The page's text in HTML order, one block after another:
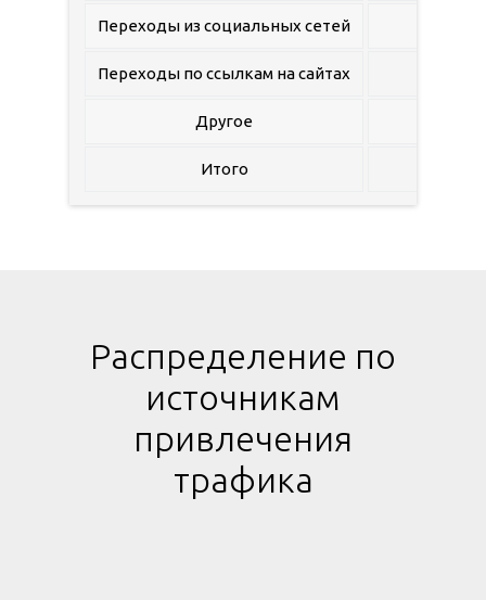
Переходы из социальных сетей
Переходы по ссылкам на сайтах
Другое
Итого
Распределение по
источникам
привлечения
трафика